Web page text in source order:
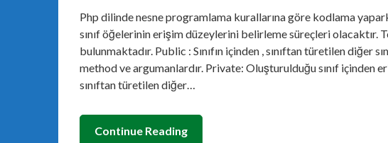
Php dilinde nesne programlama kurallarına göre kodlama
sınıf öğelerinin erişim düzeylerini belirleme süreçleri olacaktır.
bulunmaktadır. Public : Sınıfın içinden , sınıftan türetilen diğer
method ve argumanlardır. Private: Oluşturulduğu sınıf içinden
sınıftan türetilen diğer…
Continue Reading